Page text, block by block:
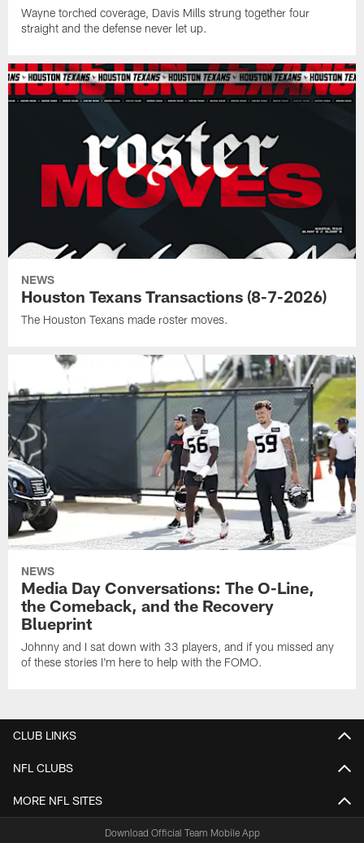
Wayne torched coverage, Davis Mills strung together four
straight and the defense never let up.
NEWS
Houston Texans Transactions (8-7-2026)
The Houston Texans made roster moves.
NEWS
Media Day Conversations: The O-Line,
the Comeback, and the Recovery
Blueprint
Johnny and I sat down with 33 players, and if you missed any
of these stories I'm here to help with the FOMO.
CLUB LINKS
NFL CLUBS
MORE NFL SITES
Download Official Team Mobile App